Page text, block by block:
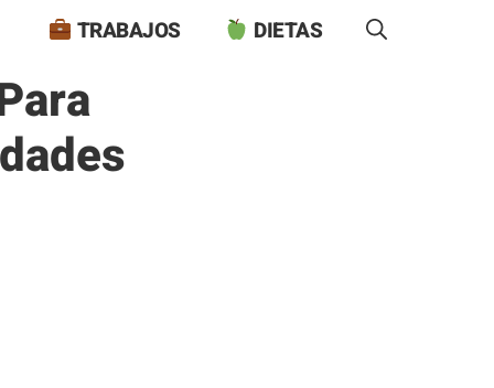
TRABAJOS DIETAS